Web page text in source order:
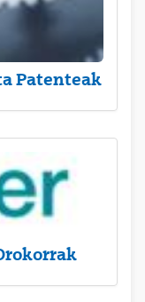
Patenteak